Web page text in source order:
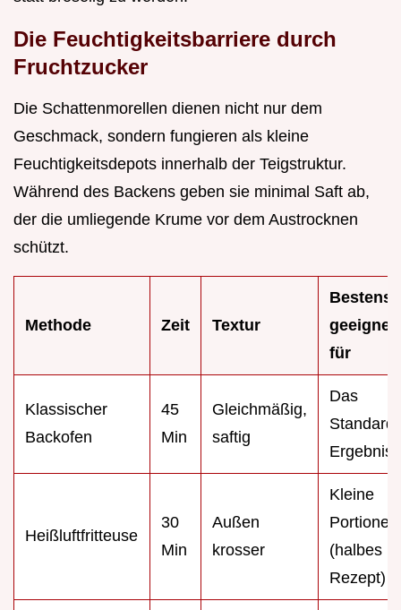
Die Feuchtigkeitsbarriere durch
Fruchtzucker
Die Schattenmorellen dienen nicht nur dem
Geschmack, sondern fungieren als kleine
Feuchtigkeitsdepots innerhalb der Teigstruktur.
Während des Backens geben sie minimal Saft ab,
der die umliegende Krume vor dem Austrocknen
schützt.
Methode Zeit Textur
Bestens
geeignet
für
Klassischer
Backofen
45
Min
Gleichmäßig,
saftig
Das
Standard
Ergebnis
Heißluftfritteuse
30
Min
Außen
krosser
Kleine
Portionen
(halbes
Rezept)